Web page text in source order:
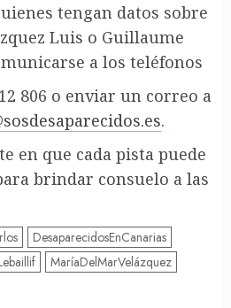
tengan datos sobre
Luis o Guillaume
a los teléfonos
806 o enviar un correo a
.
en que cada pista puede
brindar consuelo a las
DesaparecidosEnCanarias
MaríaDelMarVelázquez